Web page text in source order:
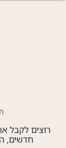
רוצים לקבל
חדשים,